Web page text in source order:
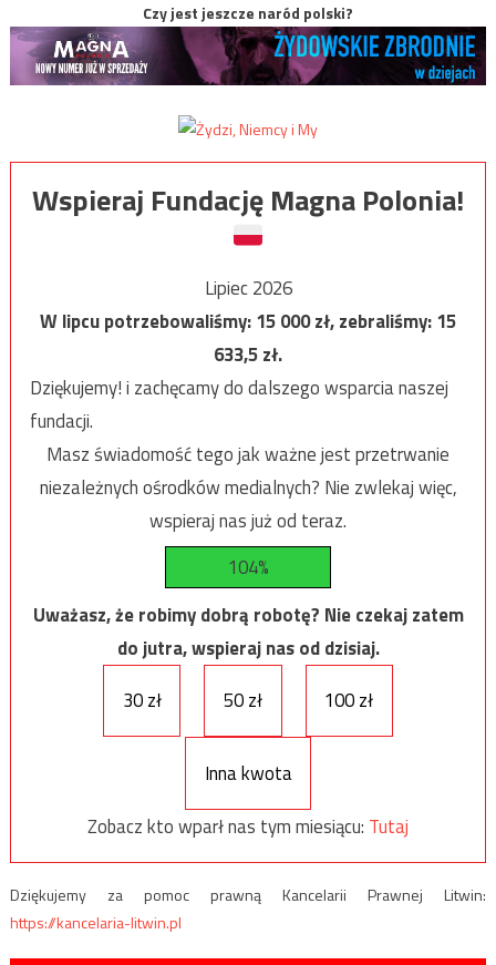
Czy jest jeszcze naród polski?
Wspieraj Fundację Magna Polonia!
Lipiec 2026
W lipcu potrzebowaliśmy:15 000zł, zebraliśmy:15
633,5zł.
Dziękujemy! i zachęcamy do dalszego wsparcia naszej
fundacji.
Masz świadomość tego jak ważne jest przetrwanie
niezależnych ośrodków medialnych? Nie zwlekaj więc,
wspieraj nas już od teraz.
104%
Uważasz, że robimy dobrą robotę? Nie czekaj zatem
do jutra, wspieraj nas od dzisiaj.
30 zł
50 zł 100 zł
Inna kwota
Zobacz kto wparł nas tym miesiącu: Tutaj
Dziękujemy za pomoc prawną Kancelarii Prawnej Litwin:
https://kancelaria-litwin.pl